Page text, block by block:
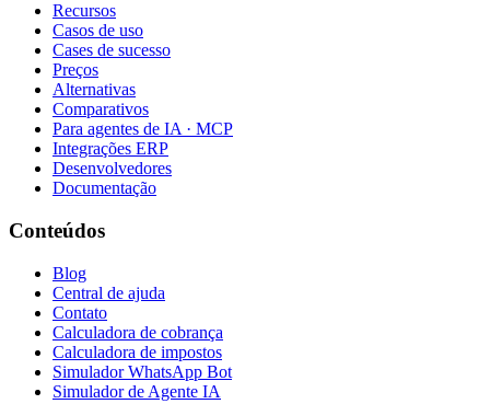
Recursos
Casos de uso
Cases de sucesso
Preços
Alternativas
Comparativos
Para agentes de IA · MCP
Integrações ERP
Desenvolvedores
Documentação
Conteúdos
Blog
Central de ajuda
Contato
Calculadora de cobrança
Calculadora de impostos
Simulador WhatsApp Bot
Simulador de Agente IA